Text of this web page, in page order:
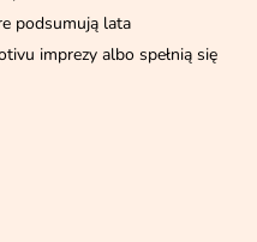
podsumują lata
imprezy albo spełnią się